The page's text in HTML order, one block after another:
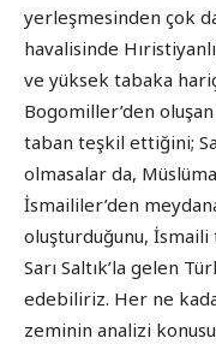
yerleşmesinden çok
havalisinde
ve yüksek tabaka
Bogomiller’den
taban teşkil ettiğini;
olmasalar da,
İsmaililer’den
oluşturduğunu,
Sarı Saltık’la gelen
edebiliriz. Her ne
zeminin analizi